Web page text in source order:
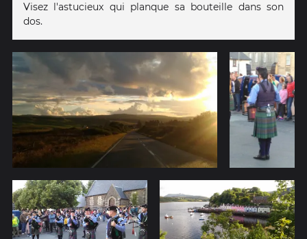
Visez l'astucieux qui planque sa bouteille dans son
dos.